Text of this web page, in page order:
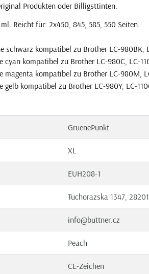
Produkten oder Billigsttinten.
Reicht für: 2x450, 845, 585, 550 Seiten.
schwarz kompatibel zu Brother LC-980BK,
cyan kompatibel zu Brother LC-980C, LC-
magenta kompatibel zu Brother LC-980M,
gelb kompatibel zu Brother LC-980Y, LC-
GruenePunkt
XL
EUH208-1
Tuchorazska 1347,
info@buttner.cz
Peach
CE-Zeichen